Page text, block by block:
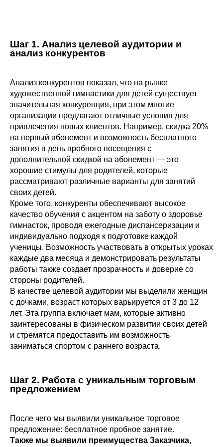
Шаг 1. Анализ целевой аудитории и
анализ конкурентов
Анализ конкурентов показал, что на рынке
художественной гимнастики для детей существует
значительная конкуренция, при этом многие
организации предлагают отличные условия для
привлечения новых клиентов. Например, скидка 20%
на первый абонемент и возможность бесплатного
занятия в день пробного посещения с
дополнительной скидкой на абонемент — это
хорошие стимулы для родителей, которые
рассматривают различные варианты для занятий
своих детей.
Кроме того, конкуренты обеспечивают высокое
качество обучения с акцентом на заботу о здоровье
гимнасток, проводя ежегодные диспансеризации и
индивидуально подходя к подготовке каждой
ученицы. Возможность участвовать в открытых уроках
каждые два месяца и демонстрировать результаты
работы также создает прозрачность и доверие со
стороны родителей.
В качестве целевой аудитории мы выделили женщин
с дочками, возраст которых варьируется от 3 до 12
лет. Эта группа включает мам, которые активно
заинтересованы в физическом развитии своих детей
и стремятся предоставить им возможность
заниматься спортом с раннего возраста.
Шаг 2. Работа с уникальным торговым
предложением
После чего мы выявили уникальное торговое
предложение: бесплатное пробное занятие.
Также мы выявили преимущества Заказчика,